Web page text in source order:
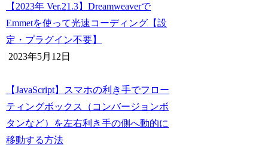
【2023年 Ver.21.3】Dreamweaverで
Emmetを使って光速コーディング【設
定・プラグイン不要】
2023年5月12日
【JavaScript】スマホの利き手でフロー
ティングボックス（コンバージョンボ
タンなど）を左右利き手の側へ動的に
移動する方法